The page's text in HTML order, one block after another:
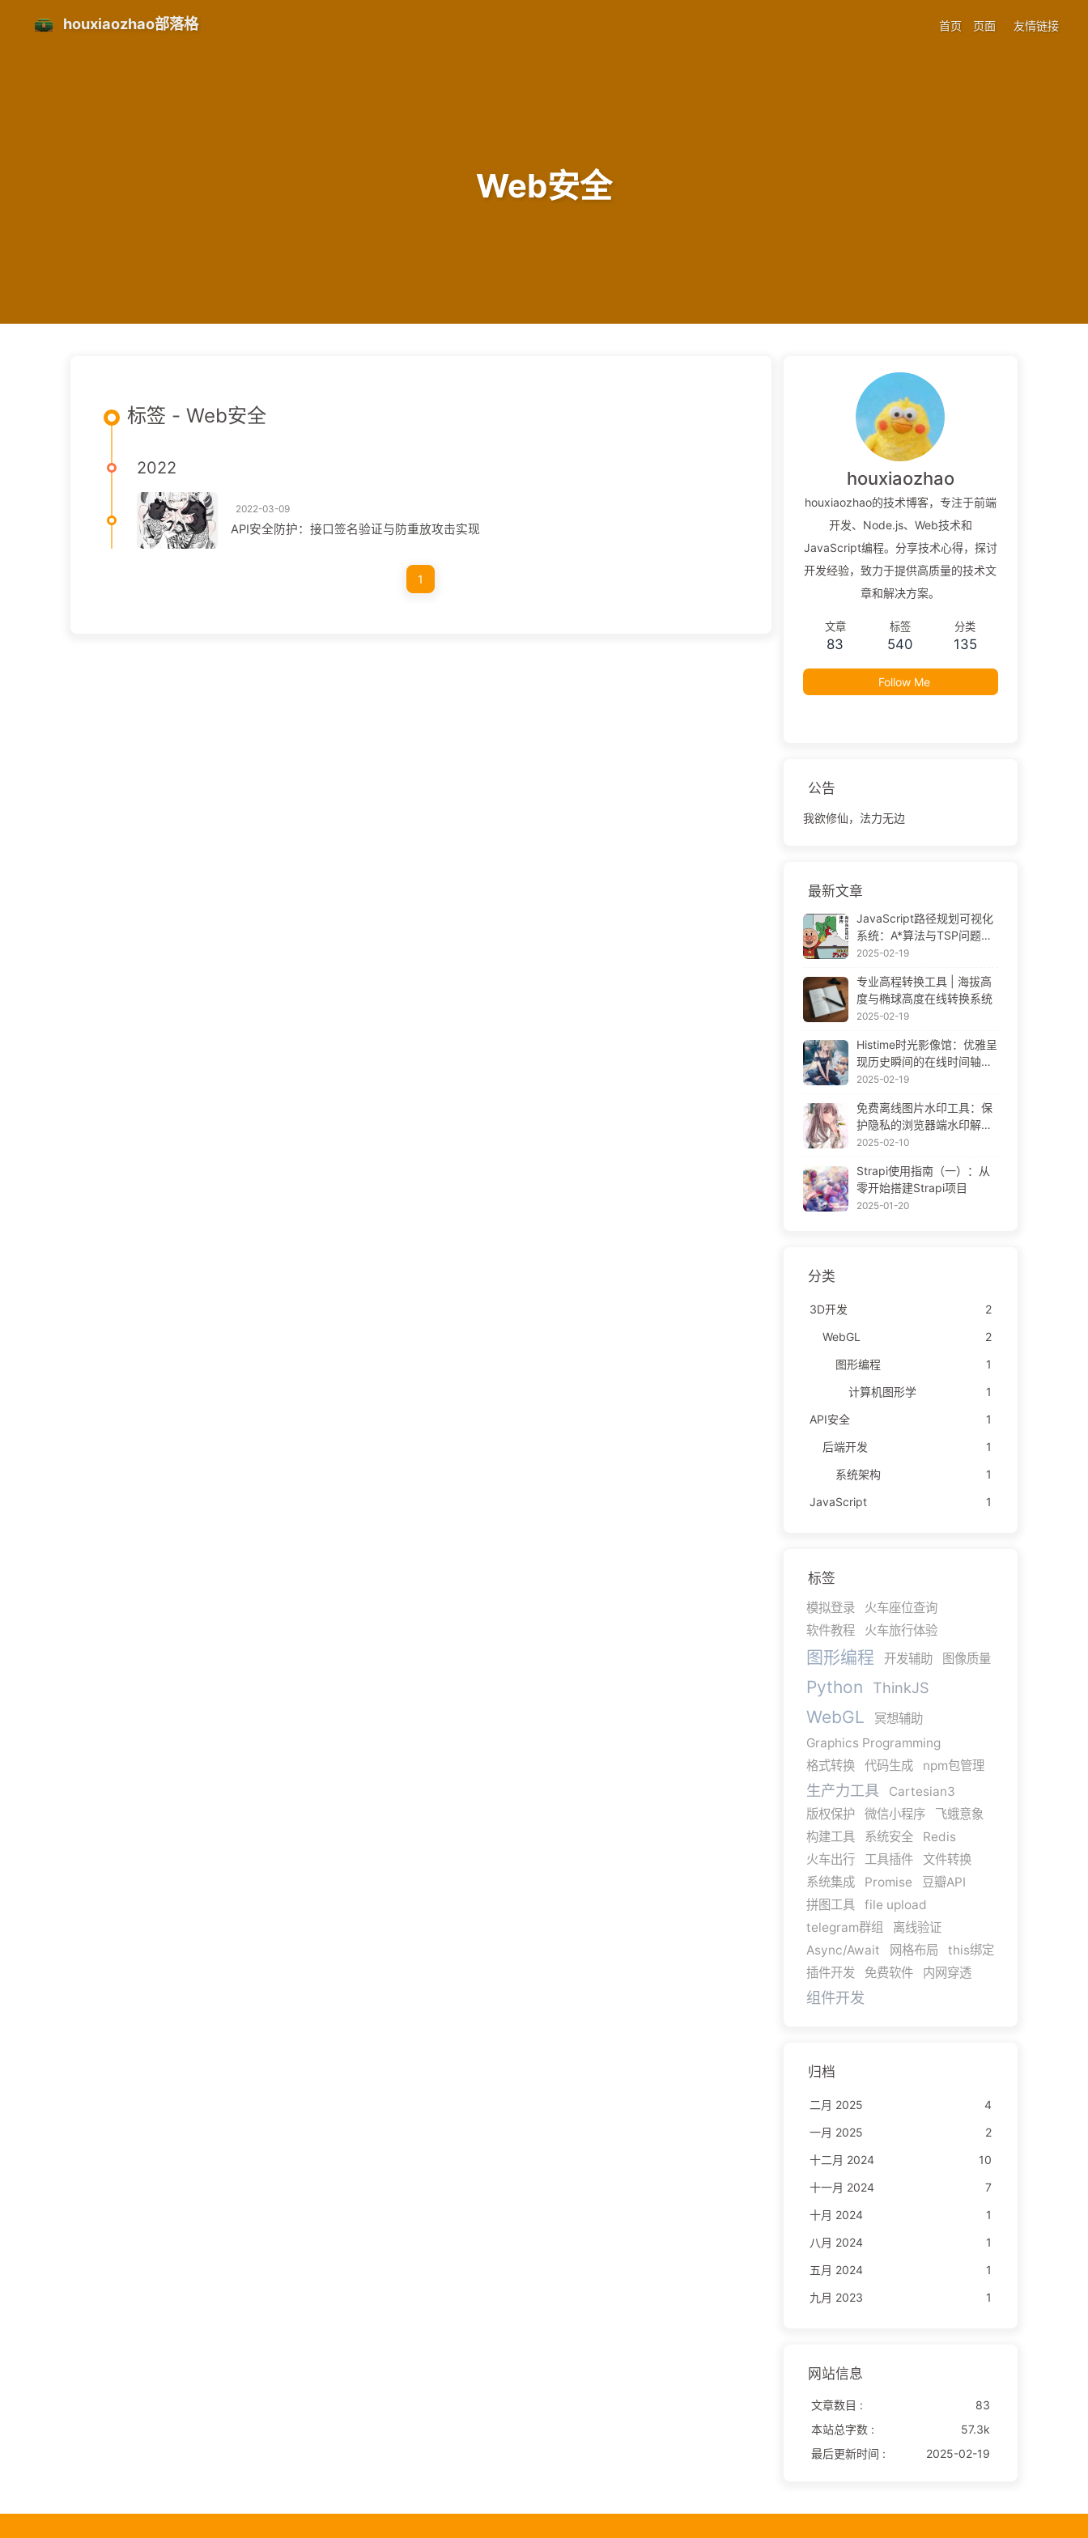
houxiaozhao部落格 首页 页面 友情链接
Web安全
标签 - Web安全
2022
2022-03-09
API安全防护：接口签名验证与防重放攻击实现
1
houxiaozhao
houxiaozhao的技术博客，专注于前端
开发、Node.js、Web技术和
JavaScript编程。分享技术心得，探讨
开发经验，致力于提供高质量的技术文
章和解决方案。
文章
83
标签
540
分类
135
Follow Me
公告
我欲修仙，法力无边
最新文章
JavaScript路径规划可视化
系统：A*算法与TSP问题解
决方案
2025-02-19
专业高程转换工具 | 海拔高
度与椭球高度在线转换系统
2025-02-19
Histime时光影像馆：优雅呈
现历史瞬间的在线时间轴相
册 | Historical Photo Timeli
2025-02-19
免费离线图片水印工具：保
护隐私的浏览器端水印解决
方案 | Free Offline Image
2025-02-10
Strapi使用指南（一）：从
零开始搭建Strapi项目
2025-01-20
分类
3D开发
2
WebGL
2
图形编程
1
计算机图形学
1
API安全
1
后端开发
1
系统架构
1
JavaScript
1
标签
模拟登录
火车座位查询
软件教程
火车旅行体验
图形编程 开发辅助 图像质量
Python ThinkJS
WebGL
冥想辅助
Graphics Programming
格式转换
代码生成 npm包管理
生产力工具
Cartesian3
版权保护
微信小程序
飞蛾意象
构建工具
系统安全
Redis
火车出行
工具插件
文件转换
系统集成
Promise
豆瓣API
拼图工具
file upload
telegram群组
离线验证
Async/Await
网格布局
this绑定
插件开发
免费软件 内网穿透
组件开发
归档
二月 2025
4
一月 2025
2
十二月 2024
10
十一月 2024
7
十月 2024
1
八月 2024
1
五月 2024
1
九月 2023
1
网站信息
文章数目 :
83
本站总字数 :
57.3k
最后更新时间 :
2025-02-19